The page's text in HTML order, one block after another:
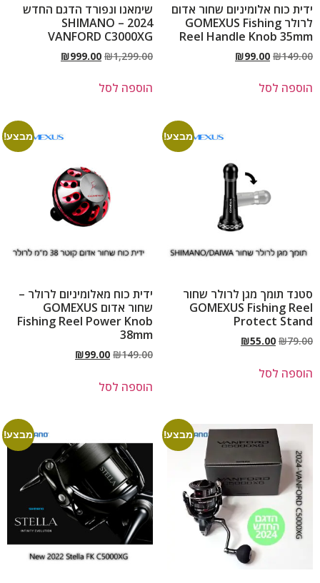
ידית כוח אלומיניום שחור אדום
לרולר GOMEXUS Fishing
Reel Handle Knob 35mm
₪149.00
₪99.00
הוספה לסל
שימאנו ונפורד הדגם החדש
2024 – SHIMANO
VANFORD C3000XG
₪1,299.00
₪999.00
הוספה לסל
מבצע!
סטנד תומך מגן לרולר שחור
GOMEXUS Fishing Reel
Protect Stand
₪79.00
₪55.00
הוספה לסל
מבצע!
ידית כוח מאלומיניום לרולר –
שחור אדום GOMEXUS
Fishing Reel Power Knob
38mm
₪149.00
₪99.00
הוספה לסל
מבצע! מבצע!